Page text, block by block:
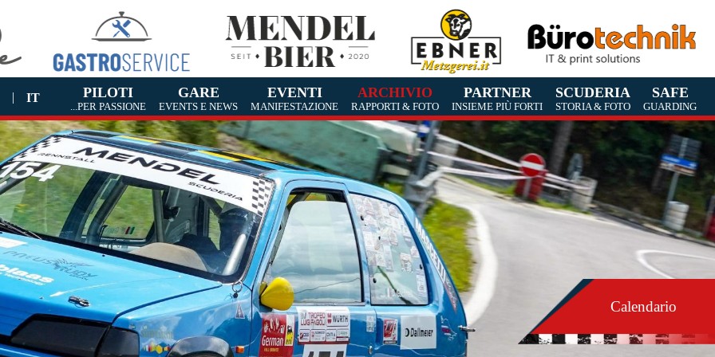
| IT PILOTI
...PER PASSIONE
GARE
EVENTS E NEWS
EVENTI
MANIFESTAZIONE
ARCHIVIO
RAPPORTI & FOTO
PARTNER
INSIEME PIÙ FORTI
SCUDERIA
STORIA & FOTO
SAFE
GUARDING
Calendario